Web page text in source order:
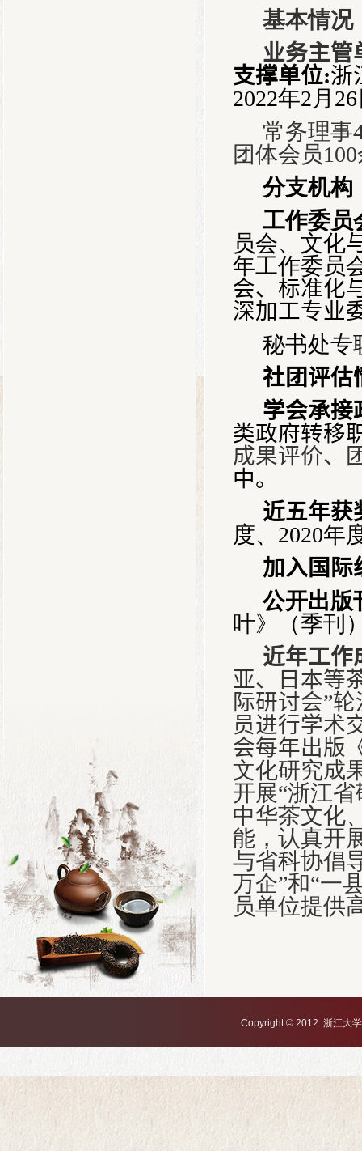
基本情况
业务主管
支撑单位:浙
2022年2月 26
常务理事
团体会员100
分支机构
工作委员
员会、文化
年工作委员
会、标准化
深加工专业
秘书处专
社团评估
学会承接
类政府转移
成果评价、
中。
近五年获
度、 2020年
加入国际
公开出版
叶》（季刊
近年工作
亚、日本等
际研讨会”
员进行学术
会每年出版
文化研究成
开展“浙江
中华茶文化
能，认真开
与省科协倡
万企”和“一
员单位提供
Copyright © 2012 浙江大